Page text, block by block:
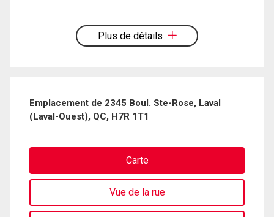
Plus de détails
Emplacement de 2345 Boul. Ste-Rose, Laval
(Laval-Ouest), QC, H7R 1T1
Carte
Vue de la rue